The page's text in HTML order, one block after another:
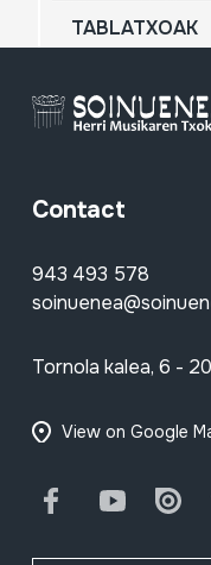
TABLATXOAK
Contact
943 493 578
Tornola kalea, 6 -
View on Google
FacebookYoutube